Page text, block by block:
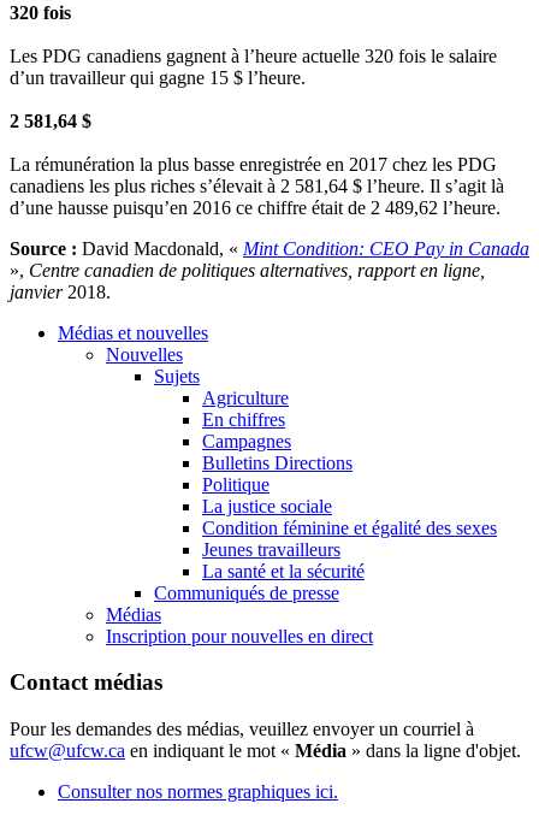
320 fois
Les PDG canadiens gagnent à l’heure actuelle 320 fois le salaire
d’un travailleur qui gagne 15 $ l’heure.
2 581,64 $
La rémunération la plus basse enregistrée en 2017 chez les PDG
canadiens les plus riches s’élevait à 2 581,64 $ l’heure. Il s’agit là
d’une hausse puisqu’en 2016 ce chiffre était de 2 489,62 l’heure.
Source : David Macdonald, « Mint Condition: CEO Pay in Canada
», Centre canadien de politiques alternatives, rapport en ligne,
janvier 2018.
Médias et nouvelles
Nouvelles
Sujets
Agriculture
En chiffres
Campagnes
Bulletins Directions
Politique
La justice sociale
Condition féminine et égalité des sexes
Jeunes travailleurs
La santé et la sécurité
Communiqués de presse
Médias
Inscription pour nouvelles en direct
Contact médias
Pour les demandes des médias, veuillez envoyer un courriel à
ufcw@ufcw.ca en indiquant le mot « Média » dans la ligne d'objet.
Consulter nos normes graphiques ici.